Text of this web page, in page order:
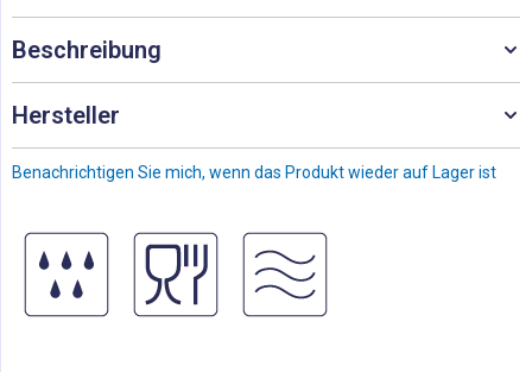
Benachrichtigen Sie mich, wenn das Produkt wieder auf Lager ist
Beschreibung
Hersteller